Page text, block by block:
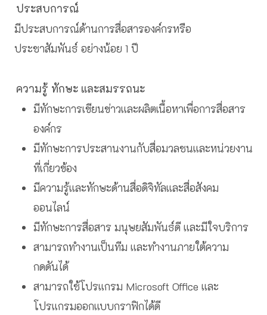
ประสบการณ์
มีประสบการณ์ด้านการสื่อสารองค์กรหรือ
ประชาสัมพันธ์ อย่างน้อย 1 ปี
ความรู้ ทักษะ และสมรรถนะ
มีทักษะการเขียนข่าวและผลิตเนื้อหาเพื่อการสื่อสาร
องค์กร
มีทักษะการประสานงานกับสื่อมวลชนและหน่วยงาน
ที่เกี่ยวข้อง
มีความรู้และทักษะด้านสื่อดิจิทัลและสื่อสังคม
ออนไลน์
มีทักษะการสื่อสาร มนุษยสัมพันธ์ดี และมีใจบริการ
สามารถทำงานเป็นทีม และทำงานภายใต้ความ
กดดันได้
สามารถใช้โปรแกรม Microsoft Office และ
โปรแกรมออกแบบกราฟิกได้ดี